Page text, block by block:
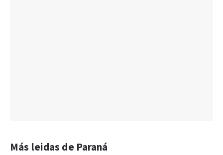
Más leidas de Paraná